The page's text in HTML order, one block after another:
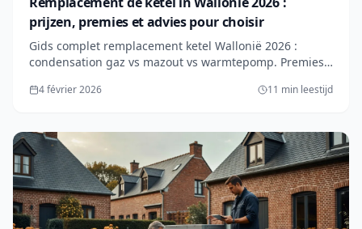
prijzen, premies et advies pour choisir
Gids complet remplacement ketel Wallonië 2026 :
condensation gaz vs mazout vs warmtepomp. Premies
4 février 2026 11 min leestijd